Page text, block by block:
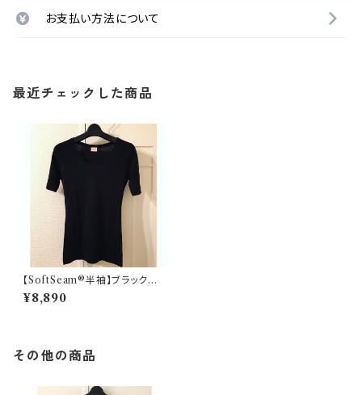
お支払い方法について
最近チェックした商品
【SoftSeam®半袖】ブラック
レディース
¥8,890
その他の商品